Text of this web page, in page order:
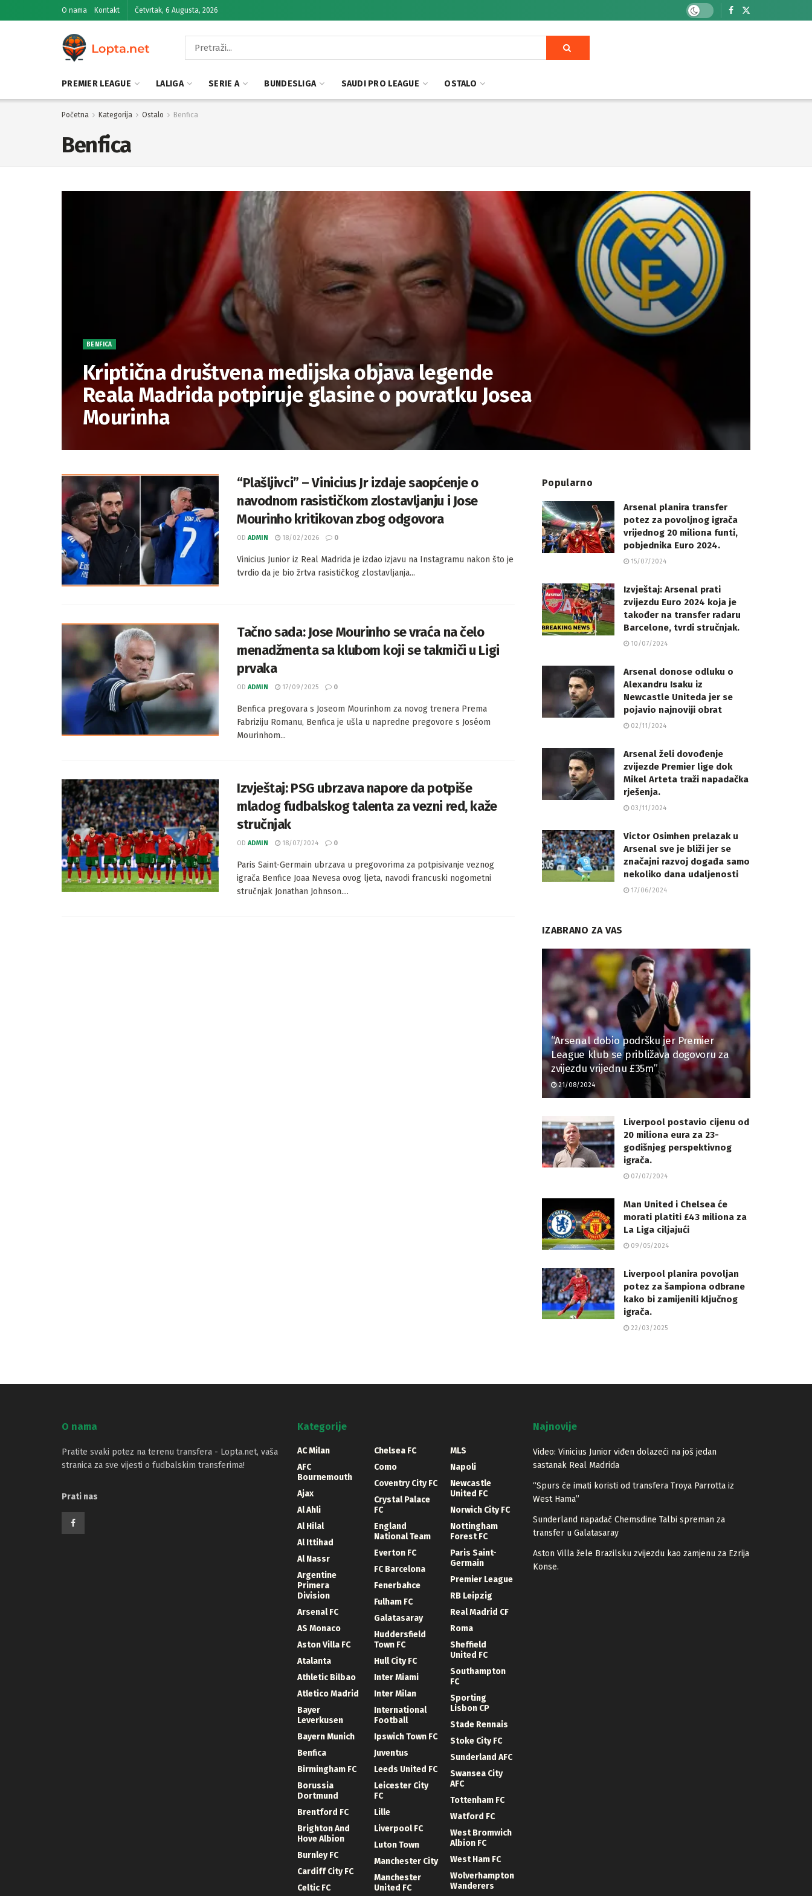
O nama Kontakt Četvrtak, 6 Augusta, 2026
PREMIER LEAGUE LALIGA SERIE A BUNDESLIGA SAUDI PRO LEAGUE OSTALO
Početna Kategorija Ostalo Benfica
Benfica
BENFICA
Kriptična društvena medijska objava legende
Reala Madrida potpiruje glasine o povratku Josea
Mourinha
“Plašljivci” – Vinicius Jr izdaje saopćenje o
navodnom rasističkom zlostavljanju i Jose
Mourinho kritikovan zbog odgovora
OD ADMIN 18/02/2026 0
Vinicius Junior iz Real Madrida je izdao izjavu na Instagramu nakon što je
tvrdio da je bio žrtva rasističkog zlostavljanja...
Tačno sada: Jose Mourinho se vraća na čelo
menadžmenta sa klubom koji se takmiči u Ligi
prvaka
OD ADMIN 17/09/2025 0
Benfica pregovara s Joseom Mourinhom za novog trenera Prema
Fabriziju Romanu, Benfica je ušla u napredne pregovore s Joséom
Mourinhom...
Izvještaj: PSG ubrzava napore da potpiše
mladog fudbalskog talenta za vezni red, kaže
stručnjak
OD ADMIN 18/07/2024 0
Paris Saint-Germain ubrzava u pregovorima za potpisivanje veznog
igrača Benfice Joaa Nevesa ovog ljeta, navodi francuski nogometni
stručnjak Jonathan Johnson....
Popularno
Arsenal planira transfer
potez za povoljnog igrača
vrijednog 20 miliona funti,
pobjednika Euro 2024.
15/07/2024
Izvještaj: Arsenal prati
zvijezdu Euro 2024 koja je
također na transfer radaru
Barcelone, tvrdi stručnjak.
10/07/2024
Arsenal donose odluku o
Alexandru Isaku iz
Newcastle Uniteda jer se
pojavio najnoviji obrat
02/11/2024
Arsenal želi dovođenje
zvijezde Premier lige dok
Mikel Arteta traži napadačka
rješenja.
03/11/2024
Victor Osimhen prelazak u
Arsenal sve je bliži jer se
značajni razvoj događa samo
nekoliko dana udaljenosti
17/06/2024
IZABRANO ZA VAS
“Arsenal dobio podršku jer Premier
League klub se približava dogovoru za
zvijezdu vrijednu £35m”
21/08/2024
Liverpool postavio cijenu od
20 miliona eura za 23-
godišnjeg perspektivnog
igrača.
07/07/2024
Man United i Chelsea će
morati platiti £43 miliona za
La Liga ciljajući
09/05/2024
Liverpool planira povoljan
potez za šampiona odbrane
kako bi zamijenili ključnog
igrača.
22/03/2025
O nama
Pratite svaki potez na terenu transfera - Lopta.net, vaša
stranica za sve vijesti o fudbalskim transferima!
Prati nas
Kategorije
AC Milan
AFC
Bournemouth
Ajax
Al Ahli
Al Hilal
Al Ittihad
Al Nassr
Argentine
Primera
Division
Arsenal FC
AS Monaco
Aston Villa FC
Atalanta
Athletic Bilbao
Atletico Madrid
Bayer
Leverkusen
Bayern Munich
Benfica
Birmingham FC
Borussia
Dortmund
Brentford FC
Brighton And
Hove Albion
Burnley FC
Cardiff City FC
Celtic FC
Chelsea FC
Como
Coventry City FC
Crystal Palace
FC
England
National Team
Everton FC
FC Barcelona
Fenerbahce
Fulham FC
Galatasaray
Huddersfield
Town FC
Hull City FC
Inter Miami
Inter Milan
International
Football
Ipswich Town FC
Juventus
Leeds United FC
Leicester City
FC
Lille
Liverpool FC
Luton Town
Manchester City
Manchester
United FC
MLS
Napoli
Newcastle
United FC
Norwich City FC
Nottingham
Forest FC
Paris Saint-
Germain
Premier League
RB Leipzig
Real Madrid CF
Roma
Sheffield
United FC
Southampton
FC
Sporting
Lisbon CP
Stade Rennais
Stoke City FC
Sunderland AFC
Swansea City
AFC
Tottenham FC
Watford FC
West Bromwich
Albion FC
West Ham FC
Wolverhampton
Wanderers
Najnovije
Video: Vinicius Junior viđen dolazeći na još jedan
sastanak Real Madrida
“Spurs će imati koristi od transfera Troya Parrotta iz
West Hama”
Sunderland napadač Chemsdine Talbi spreman za
transfer u Galatasaray
Aston Villa žele Brazilsku zvijezdu kao zamjenu za Ezrija
Konse.